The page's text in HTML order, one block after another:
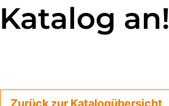
an!
Zurück zur Katalogübersicht